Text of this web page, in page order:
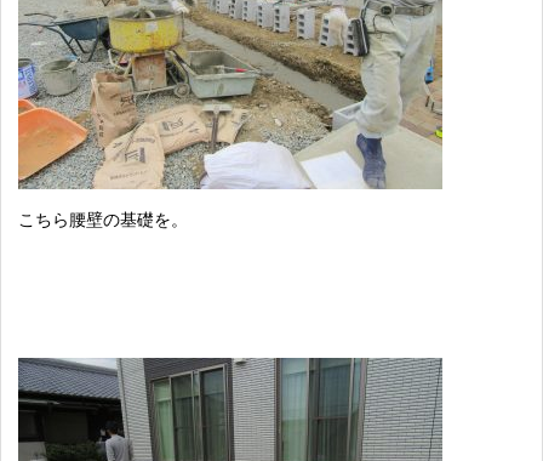
こちら腰壁の基礎を。